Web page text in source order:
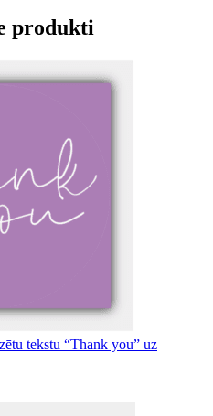
produkti
tekstu “Thank you” uz